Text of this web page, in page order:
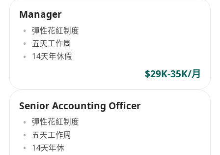
Manager
彈性花紅制度
五天工作周
14天年休假
$29K-35K/月
Senior Accounting Officer
彈性花紅制度
五天工作周
14天年休